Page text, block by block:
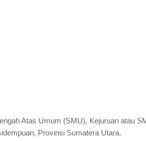
Atas Umum (SMU), Kejuruan atau
Provinsi Sumatera Utara.